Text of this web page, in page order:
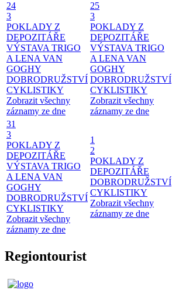
24
3
POKLADY Z
DEPOZITÁŘE
VÝSTAVA TRIGO
A LENA VAN
GOGHY
DOBRODRUŽSTVÍ
CYKLISTIKY
Zobrazit všechny
záznamy ze dne
25
3
POKLADY Z
DEPOZITÁŘE
VÝSTAVA TRIGO
A LENA VAN
GOGHY
DOBRODRUŽSTVÍ
CYKLISTIKY
Zobrazit všechny
záznamy ze dne
31
3
POKLADY Z
DEPOZITÁŘE
VÝSTAVA TRIGO
A LENA VAN
GOGHY
DOBRODRUŽSTVÍ
CYKLISTIKY
Zobrazit všechny
záznamy ze dne
1
2
POKLADY Z
DEPOZITÁŘE
DOBRODRUŽSTVÍ
CYKLISTIKY
Zobrazit všechny
záznamy ze dne
Regiontourist